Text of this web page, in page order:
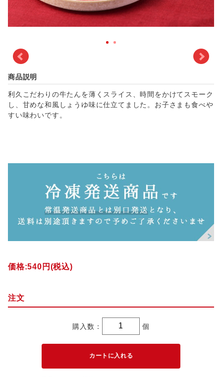
商品説明
利久こだわりの牛たんを薄くスライス、時間をかけてスモーク
し、甘めな和風しょうゆ味に仕立てました。お子さまも食べや
すい味わいです。
価格:540円 (税込)
注文
購入数： 個